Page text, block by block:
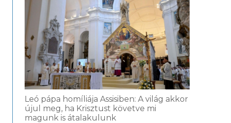
Leó pápa homíliája Assisiben: A világ akkor
újul meg, ha Krisztust követve mi
magunk is átalakulunk